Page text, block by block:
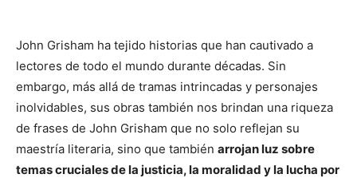
John Grisham ha tejido historias que han cautivado a
lectores de todo el mundo durante décadas. Sin
embargo, más allá de tramas intrincadas y personajes
inolvidables, sus obras también nos brindan una riqueza
de frases de John Grisham que no solo reflejan su
maestría literaria, sino que también arrojan luz sobre
temas cruciales de la justicia, la moralidad y la lucha por